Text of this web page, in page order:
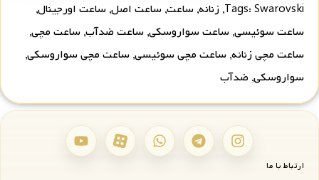
Tags: Swarovski
, زنانه, ساعت, ساعت اصل, ساعت اورجینال,
ساعت سوئیسی, ساعت سواروسکی, ساعت ضدآب, ساعت مچی,
ساعت مچی زنانه, ساعت مچی سوئیسی, ساعت مچی سواروسکی,
سواروسکی, ضدآب
ارتباط با ما